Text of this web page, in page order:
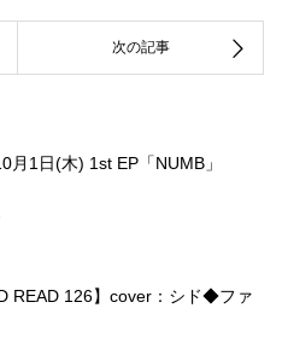
月1日(木) 1st EP「NUMB」
READ 126】cover：シド◆ファ